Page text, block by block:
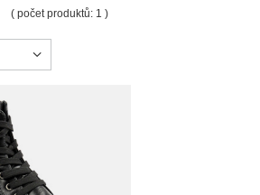
( počet produktů: 1 )